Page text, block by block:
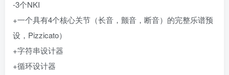
-3个NKI
+一个具有4个核心关节（长音，颤音，断音）的完整乐谱预
设，Pizzicato）
+字符串设计器
+循环设计器